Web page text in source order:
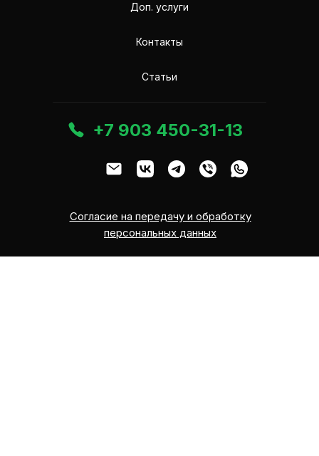
+7 903 450-31-13
Доп. услуги
Контакты
Статьи
Согласие на передачу и обработку
персональных данных